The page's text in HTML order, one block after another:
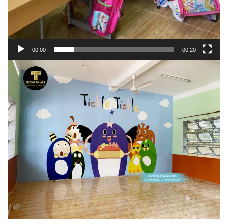
00:00 00:20